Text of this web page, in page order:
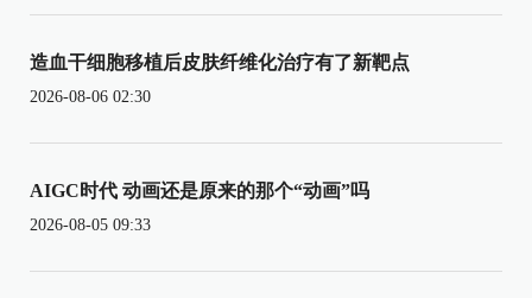
造血干细胞移植后皮肤纤维化治疗有了新靶点
2026-08-06 02:30
AIGC时代 动画还是原来的那个“动画”吗
2026-08-05 09:33